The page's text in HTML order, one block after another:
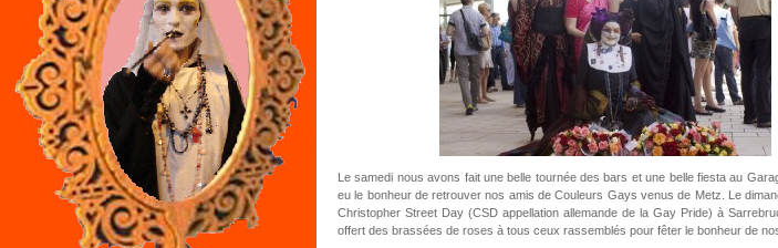
Le samedi nous avons fait une belle tournée des bars et une belle fiesta au
eu le bonheur de retrouver nos amis de Couleurs Gays venus de Metz. Le
Christopher Street Day (CSD appellation allemande de la Gay Pride) à
offert des brassées de roses à tous ceux rassemblés pour fêter le bonheur de